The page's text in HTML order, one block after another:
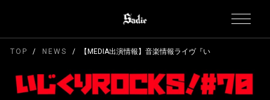
TOP NEWS 【MEDIA出演情報】音楽情報ライヴ『いじくりROCKS！